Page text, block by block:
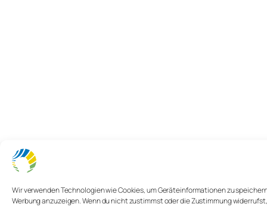
Wir verwenden Technologien wie Cookies, um Geräteinformationen zu
Werbung anzuzeigen. Wenn du nicht zustimmst oder die Zustimmung